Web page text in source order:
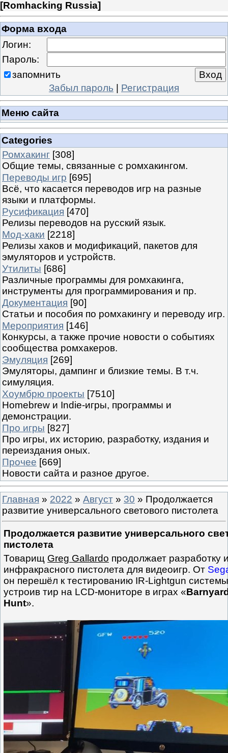
[Romhacking Russia]
Форма входа
Логин:
Пароль:
запомнить
Забыл пароль | Регистрация
Меню сайта
Categories
Ромхакинг [308]
Общие темы, связанные с ромхакингом.
Переводы игр [695]
Всё, что касается переводов игр на разные
языки и платформы.
Русификация [470]
Релизы переводов на русский язык.
Мод-хаки [2218]
Релизы хаков и модификаций, пакетов для
эмуляторов и устройств.
Утилиты [686]
Различные программы для ромхакинга,
инструменты для программирования и пр.
Документация [90]
Статьи и пособия по ромхакингу и переводу игр.
Мероприятия [146]
Конкурсы, а также прочие новости о событиях
сообщества ромхакеров.
Эмуляция [269]
Эмуляторы, дампинг и близкие темы. В т.ч.
симуляция.
Хоумбрю проекты [7510]
Homebrew и Indie-игры, программы и
демонстрации.
Про игры [827]
Про игры, их историю, разработку, издания и
переиздания оных.
Прочее [669]
Новости сайта и разное другое.
Главная » 2022 » Август » 30 » Продолжается
развитие универсального светового пистолета
Продолжается развитие универсального
пистолета
Товарищ Greg Gallardo продолжает разработку
инфракрасного пистолета для видеоигр. От
он перешёл к тестированию IR-Lightgun
устроив тир на LCD-мониторе в играх «
Hunt».